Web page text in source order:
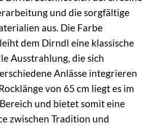
und die sorgfältige
aus. Die Farbe
dem Dirndl eine klassische
Ausstrahlung, die sich
Anlässe integrieren
von 65 cm liegt es im
und bietet somit eine
zwischen Tradition und